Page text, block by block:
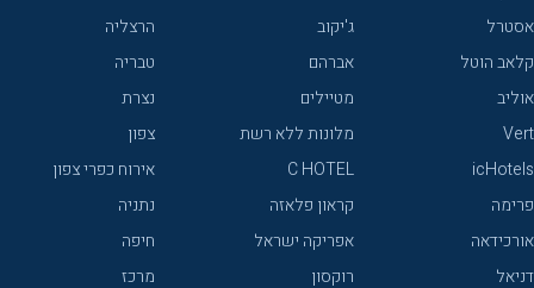
אסטרל
קלאב הוטל
אוליב
Vert
icHotels
פרימה
אורכידאה
דניאל
ג'יקוב
אברהם
מטיילים
מלונות ללא רשת
C HOTEL
קראון פלאזה
אפריקה ישראל
רוקסון
הרצליה
טבריה
נצרת
צפון
אירוח כפרי צפון
נתניה
חיפה
מרכז